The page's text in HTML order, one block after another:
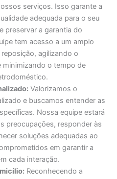
serviços. Isso garante a
adequada para o seu
preservar a garantia do
tem acesso a um amplo
agilizando o
minimizando o tempo de
Valorizamos o
e buscamos entender as
Nossa equipe estará
preocupações, responder às
soluções adequadas ao
em garantir a
cada interação.
Reconhecendo a